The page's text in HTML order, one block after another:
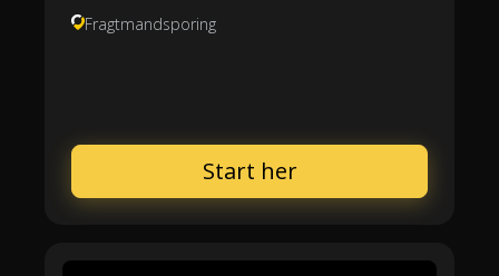
Fragtmandsporing
Start her